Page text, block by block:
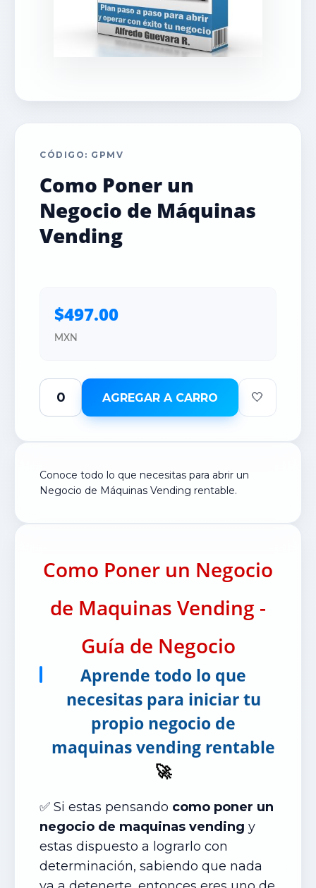
CÓDIGO: GPMV
Como Poner un
Negocio de Máquinas
Vending
$497.00
MXN
AGREGAR A CARRO 🤍
Conoce todo lo que necesitas para abrir un
Negocio de Máquinas Vending rentable.
Como Poner un Negocio
de Maquinas Vending -
Guía de Negocio
Aprende todo lo que
necesitas para iniciar tu
propio negocio de
maquinas vending rentable
🚀
✅ Si estas pensando como poner un
negocio de maquinas vending y
estas dispuesto a lograrlo con
determinación, sabiendo que nada